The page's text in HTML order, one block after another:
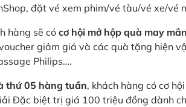
đặt vé xem phim/vé tàu/vé xe/vé
hàng sẽ có cơ hội mở hộp quà may
giảm giá và các quà tặng hiện
Philips….
thứ 05 hàng tuần, khách hàng có cơ
Đặc biệt trị giá 100 triệu đồng dành